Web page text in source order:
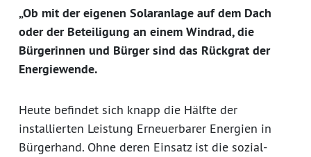
„Ob mit der eigenen Solaranlage auf dem Dach
oder der Beteiligung an einem Windrad, die
Bürgerinnen und Bürger sind das Rückgrat der
Energiewende.
Heute befindet sich knapp die Hälfte der
installierten Leistung Erneuerbarer Energien in
Bürgerhand. Ohne deren Einsatz ist die sozial-